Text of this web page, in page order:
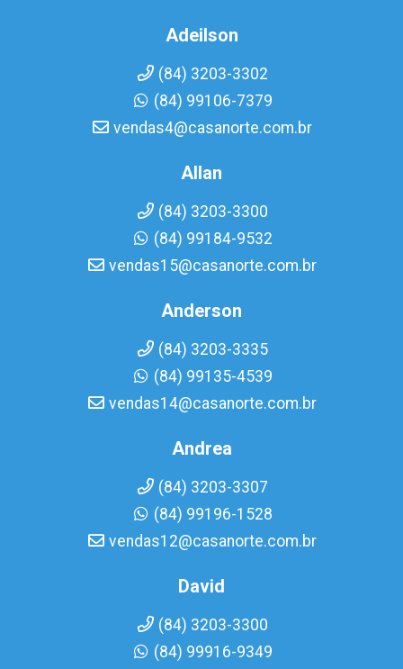
Adeilson
(84) 3203-3302
(84) 99106-7379
vendas4@casanorte.com.br
Allan
(84) 3203-3300
(84) 99184-9532
vendas15@casanorte.com.br
Anderson
(84) 3203-3335
(84) 99135-4539
vendas14@casanorte.com.br
Andrea
(84) 3203-3307
(84) 99196-1528
vendas12@casanorte.com.br
David
(84) 3203-3300
(84) 99916-9349